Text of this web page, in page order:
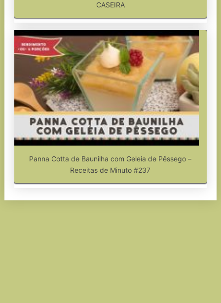
CASEIRA
Panna Cotta de Baunilha com Geleia de Pêssego –
Receitas de Minuto #237